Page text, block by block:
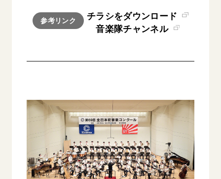
参考リンク
チラシをダウンロード
音楽隊チャンネル